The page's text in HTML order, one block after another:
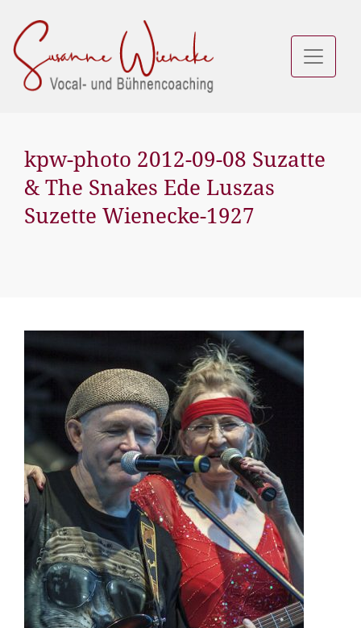
kpw-photo 2012-09-08 Suzatte
& The Snakes Ede Luszas
Suzette Wienecke-1927